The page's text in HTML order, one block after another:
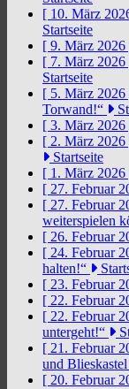
[ 10. März
Startseite
[ 9. März 2026
[ 7. März 2026
Startseite
[ 5. März 2026
Torwand!“
[ 3. März 2026
[ 2. März 2026
Startseite
[ 1. März 2026
[ 27. Februar
[ 27. Februar
weiterspielen
[ 26. Februar
[ 24. Februar
halten!“
[ 23. Februar
[ 22. Februar
[ 22. Februar
untergeht!“
[ 21. Februar
und Blieskastel
[ 20. Februar